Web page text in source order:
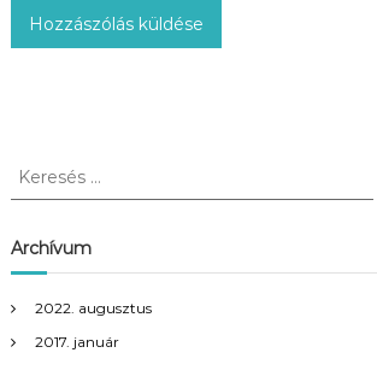
K
e
s
s
:
Archívum
2022. augusztus
2017. január